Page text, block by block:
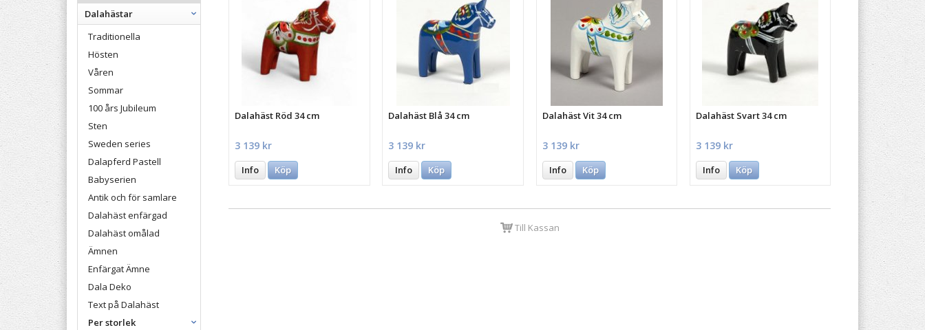
Dalahästar
Traditionella
Hösten
Våren
Sommar
100 års Jubileum
Sten
Sweden series
Dalapferd Pastell
Babyserien
Antik och för samlare
Dalahäst enfärgad
Dalahäst omålad
Ämnen
Enfärgat Ämne
Dala Deko
Text på Dalahäst
Per storlek
Dalahäst Röd 34 cm
3 139 kr
Info Köp
Dalahäst Blå 34 cm
3 139 kr
Info Köp
Dalahäst Vit 34 cm
3 139 kr
Info Köp
Dalahäst Svart 34 cm
3 139 kr
Info Köp
Till Kassan